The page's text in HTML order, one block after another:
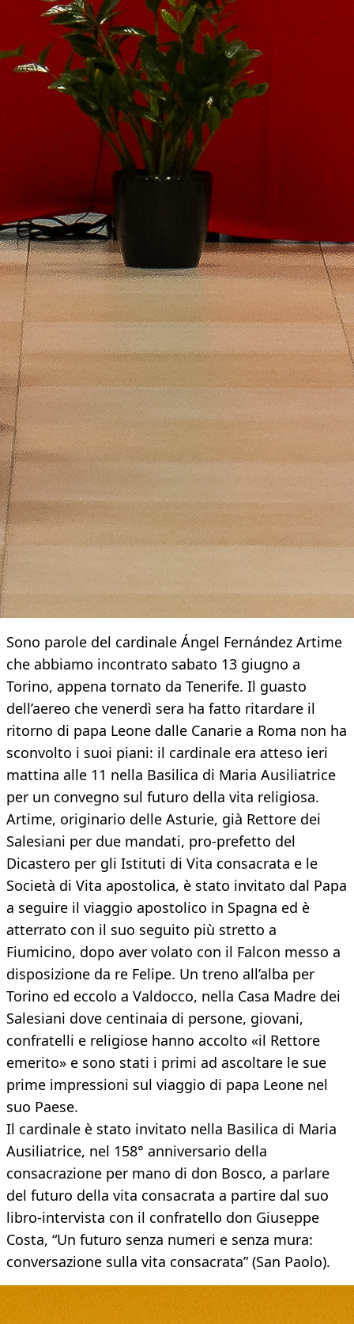
Sono parole del cardinale Ángel Fernández Artime
che abbiamo incontrato sabato 13 giugno a
Torino, appena tornato da Tenerife. Il guasto
dell’aereo che venerdì sera ha fatto ritardare il
ritorno di papa Leone dalle Canarie a Roma non ha
sconvolto i suoi piani: il cardinale era atteso ieri
mattina alle 11 nella Basilica di Maria Ausiliatrice
per un convegno sul futuro della vita religiosa.
Artime, originario delle Asturie, già Rettore dei
Salesiani per due mandati, pro-prefetto del
Dicastero per gli Istituti di Vita consacrata e le
Società di Vita apostolica, è stato invitato dal Papa
a seguire il viaggio apostolico in Spagna ed è
atterrato con il suo seguito più stretto a
Fiumicino, dopo aver volato con il Falcon messo a
disposizione da re Felipe. Un treno all’alba per
Torino ed eccolo a Valdocco, nella Casa Madre dei
Salesiani dove centinaia di persone, giovani,
confratelli e religiose hanno accolto «il Rettore
emerito» e sono stati i primi ad ascoltare le sue
prime impressioni sul viaggio di papa Leone nel
suo Paese.
Il cardinale è stato invitato nella Basilica di Maria
Ausiliatrice, nel 158° anniversario della
consacrazione per mano di don Bosco, a parlare
del futuro della vita consacrata a partire dal suo
libro-intervista con il confratello don Giuseppe
Costa, “Un futuro senza numeri e senza mura:
conversazione sulla vita consacrata” (San Paolo).